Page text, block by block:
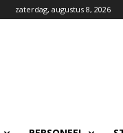
zaterdag, augustus 8, 2026